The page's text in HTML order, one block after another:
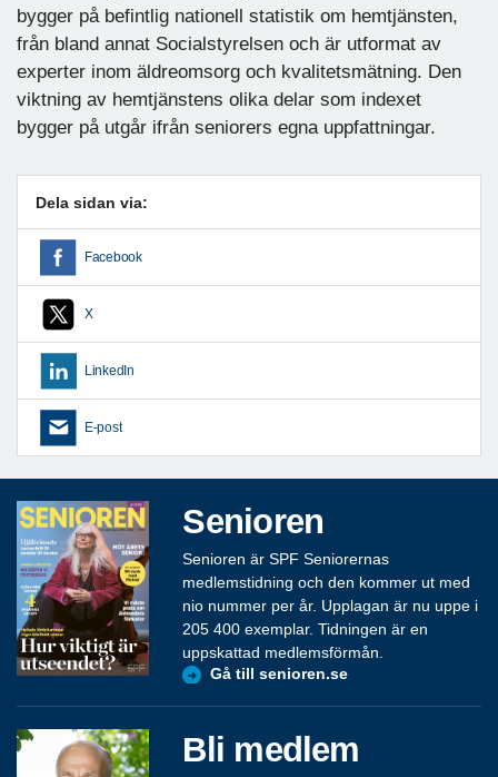
bygger på befintlig nationell statistik om hemtjänsten,
från bland annat Socialstyrelsen och är utformat av
experter inom äldreomsorg och kvalitetsmätning. Den
viktning av hemtjänstens olika delar som indexet
bygger på utgår ifrån seniorers egna uppfattningar.
Dela sidan via:
Facebook
X
LinkedIn
E-post
Senioren
Senioren är SPF Seniorernas
medlemstidning och den kommer ut med
nio nummer per år. Upplagan är nu uppe i
205 400 exemplar. Tidningen är en
uppskattad medlemsförmån.
Gå till senioren.se
Bli medlem